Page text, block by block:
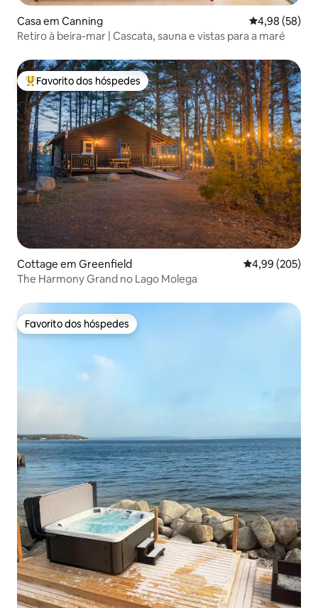
Casa em Canning Classificação
4,98 (58)
Retiro à beira-mar | Cascata, sauna e vistas para a maré
Favoritos dos hóspedes mais apreciados
Favorito dos hóspedes
Cottage em Greenfield Classificação
4,99 (205)
The Harmony Grand no Lago Molega
Favorito dos hóspedes
Favorito dos hóspedes